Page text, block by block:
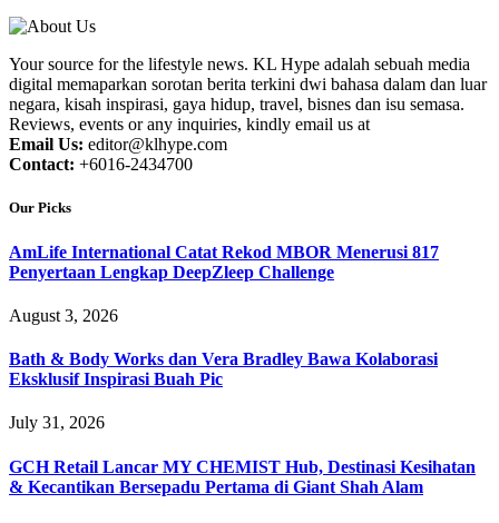
Your source for the lifestyle news. KL Hype adalah sebuah media
digital memaparkan sorotan berita terkini dwi bahasa dalam dan luar
negara, kisah inspirasi, gaya hidup, travel, bisnes dan isu semasa.
Reviews, events or any inquiries, kindly email us at
Email Us: editor@klhype.com
Contact: +6016-2434700
Our Picks
AmLife International Catat Rekod MBOR Menerusi 817
Penyertaan Lengkap DeepZleep Challenge
August 3, 2026
Bath & Body Works dan Vera Bradley Bawa Kolaborasi
Eksklusif Inspirasi Buah Pic
July 31, 2026
GCH Retail Lancar MY CHEMIST Hub, Destinasi Kesihatan
& Kecantikan Bersepadu Pertama di Giant Shah Alam